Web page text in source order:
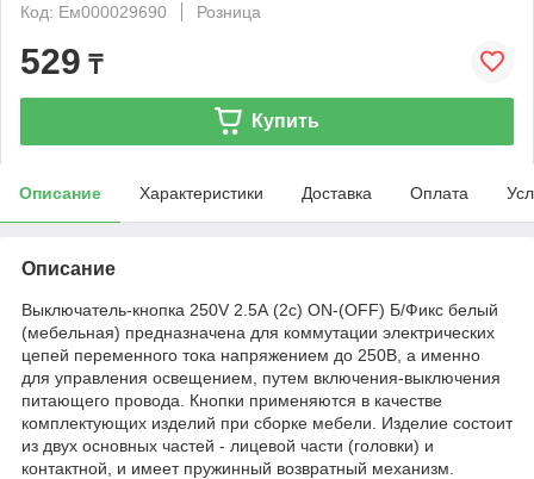
Код: Ем000029690
Розница
529 ₸
Купить
Описание Характеристики Доставка Оплата
Описание
Выключатель-кнопка 250V 2.5А (2с) ON-(OFF) Б/Фикс белый
(мебельная) предназначена для коммутации электрических
цепей переменного тока напряжением до 250В, а именно
для управления освещением, путем включения-выключения
питающего провода. Кнопки применяются в качестве
комплектующих изделий при сборке мебели. Изделие состоит
из двух основных частей - лицевой части (головки) и
контактной, и имеет пружинный возвратный механизм.